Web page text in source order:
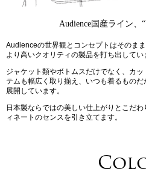
Audience国産ライン、
Audienceの世界観とコンセプトはそのま
より高いクオリティの製品を打ち出してい
ジャケット類やボトムスだけでなく、カ
テムも幅広く取り揃え、いつも着るもの
展開しています。
日本製ならではの美しい仕上がりとこだ
ィネートのセンスを引き立てます。